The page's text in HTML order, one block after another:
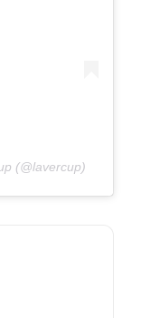
(@lavercup)